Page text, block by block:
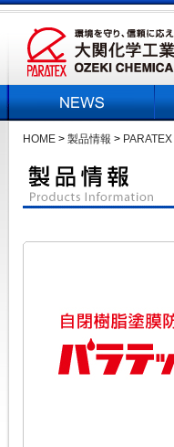
HOME > 製品情報 > PARATEX